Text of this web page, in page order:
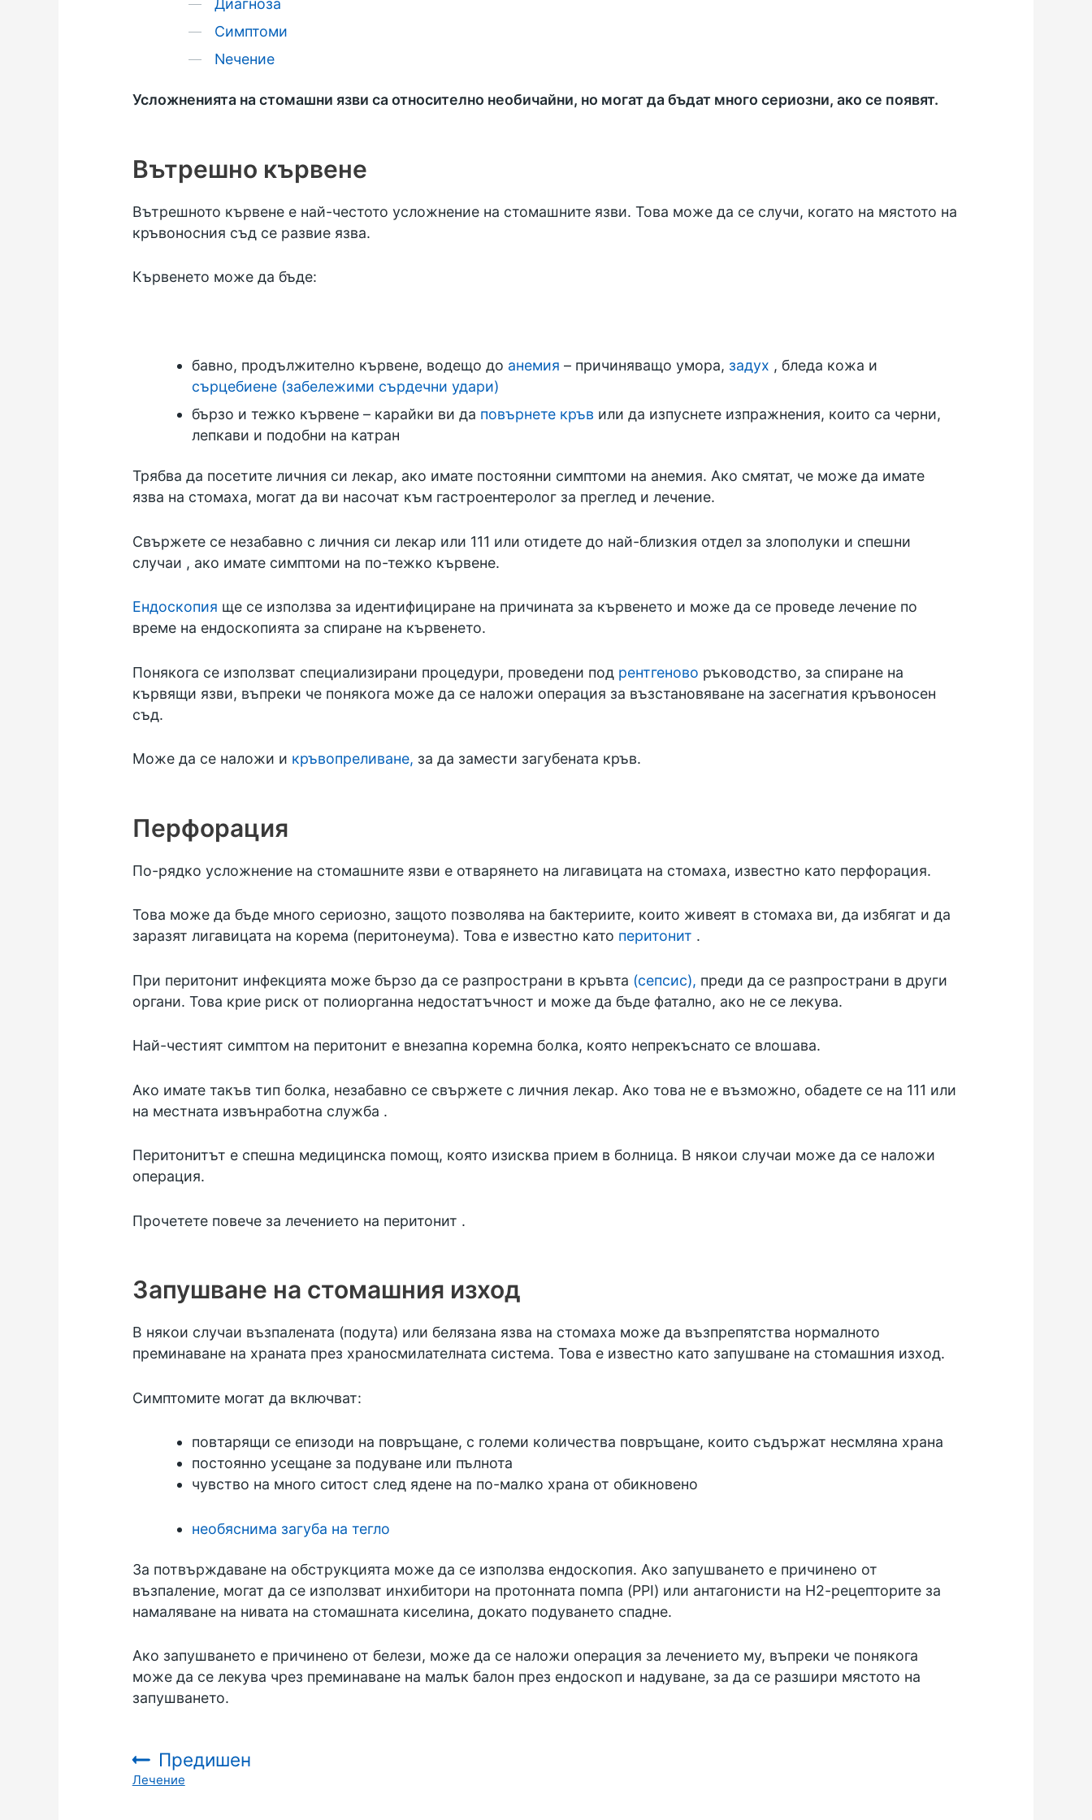
Диагноза
Симптоми
Nечение
Усложненията на стомашни язви са относително необичайни, но могат да бъдат много сериозни, ако се появят.
Вътрешно кървене
Вътрешното кървене е най-честото усложнение на стомашните язви. Това може да се случи, когато на мястото на
кръвоносния съд се развие язва.
Кървенето може да бъде:
бавно, продължително кървене, водещо до анемия – причиняващо умора, задух , бледа кожа и
сърцебиене (забележими сърдечни удари)
бързо и тежко кървене – карайки ви да повърнете кръв или да изпуснете изпражнения, които са черни,
лепкави и подобни на катран
Трябва да посетите личния си лекар, ако имате постоянни симптоми на анемия. Ако смятат, че може да имате
язва на стомаха, могат да ви насочат към гастроентеролог за преглед и лечение.
Свържете се незабавно с личния си лекар или 111 или отидете до най-близкия отдел за злополуки и спешни
случаи , ако имате симптоми на по-тежко кървене.
Ендоскопия ще се използва за идентифициране на причината за кървенето и може да се проведе лечение по
време на ендоскопията за спиране на кървенето.
Понякога се използват специализирани процедури, проведени под рентгеново ръководство, за спиране на
кървящи язви, въпреки че понякога може да се наложи операция за възстановяване на засегнатия кръвоносен
съд.
Може да се наложи и кръвопреливане, за да замести загубената кръв.
Перфорация
По-рядко усложнение на стомашните язви е отварянето на лигавицата на стомаха, известно като перфорация.
Това може да бъде много сериозно, защото позволява на бактериите, които живеят в стомаха ви, да избягат и да
заразят лигавицата на корема (перитонеума). Това е известно като перитонит .
При перитонит инфекцията може бързо да се разпространи в кръвта (сепсис), преди да се разпространи в други
органи. Това крие риск от полиорганна недостатъчност и може да бъде фатално, ако не се лекува.
Най-честият симптом на перитонит е внезапна коремна болка, която непрекъснато се влошава.
Ако имате такъв тип болка, незабавно се свържете с личния лекар. Ако това не е възможно, обадете се на 111 или
на местната извънработна служба .
Перитонитът е спешна медицинска помощ, която изисква прием в болница. В някои случаи може да се наложи
операция.
Прочетете повече за лечението на перитонит .
Запушване на стомашния изход
В някои случаи възпалената (подута) или белязана язва на стомаха може да възпрепятства нормалното
преминаване на храната през храносмилателната система. Това е известно като запушване на стомашния изход.
Симптомите могат да включват:
повтарящи се епизоди на повръщане, с големи количества повръщане, които съдържат несмляна храна
постоянно усещане за подуване или пълнота
чувство на много ситост след ядене на по-малко храна от обикновено
необяснима загуба на тегло
За потвърждаване на обструкцията може да се използва ендоскопия. Ако запушването е причинено от
възпаление, могат да се използват инхибитори на протонната помпа (PPI) или антагонисти на Н2-рецепторите за
намаляване на нивата на стомашната киселина, докато подуването спадне.
Ако запушването е причинено от белези, може да се наложи операция за лечението му, въпреки че понякога
може да се лекува чрез преминаване на малък балон през ендоскоп и надуване, за да се разшири мястото на
запушването.
Предишен
:
Лечение